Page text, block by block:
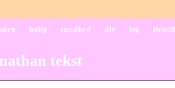
bolig sundhed diy leg livsstil
tekst